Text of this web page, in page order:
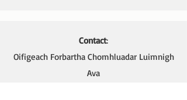
Contact:
Oifigeach Forbartha Chomhluadar Luimnigh
Ava